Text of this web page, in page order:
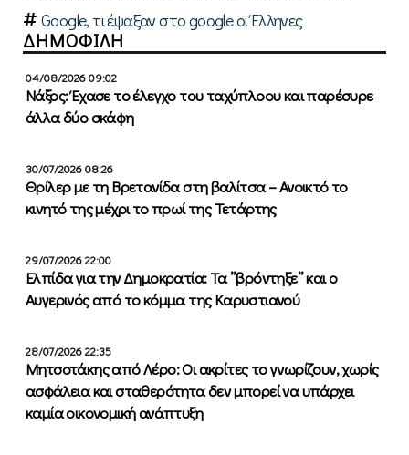
Google, τι έψαξαν στο google οι Έλληνες
ΔΗΜΟΦΙΛΗ
04/08/2026 09:02
Νάξος: Έχασε το έλεγχο του ταχύπλοου και παρέσυρε
άλλα δύο σκάφη
30/07/2026 08:26
Θρίλερ με τη Βρετανίδα στη βαλίτσα – Ανοικτό το
κινητό της μέχρι το πρωί της Τετάρτης
29/07/2026 22:00
Ελπίδα για την Δημοκρατία: Τα ”βρόντηξε” και ο
Αυγερινός από το κόμμα της Καρυστιανού
28/07/2026 22:35
Μητσοτάκης από Λέρο: Οι ακρίτες το γνωρίζουν, χωρίς
ασφάλεια και σταθερότητα δεν μπορεί να υπάρχει
καμία οικονομική ανάπτυξη